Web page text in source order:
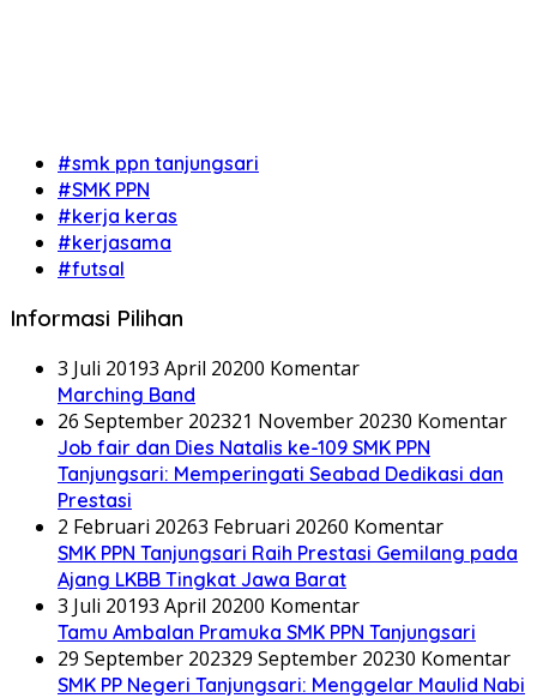
#smk ppn tanjungsari
#SMK PPN
#kerja keras
#kerjasama
#futsal
Informasi Pilihan
3 Juli 20193 April 20200 Komentar
Marching Band
26 September 202321 November 20230 Komentar
Job fair dan Dies Natalis ke-109 SMK PPN
Tanjungsari: Memperingati Seabad Dedikasi dan
Prestasi
2 Februari 20263 Februari 20260 Komentar
SMK PPN Tanjungsari Raih Prestasi Gemilang pada
Ajang LKBB Tingkat Jawa Barat
3 Juli 20193 April 20200 Komentar
Tamu Ambalan Pramuka SMK PPN Tanjungsari
29 September 202329 September 20230 Komentar
SMK PP Negeri Tanjungsari: Menggelar Maulid Nabi